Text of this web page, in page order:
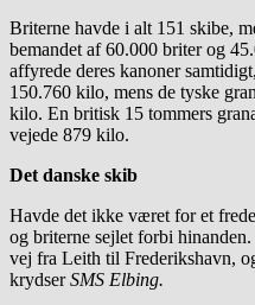
Briterne havde i alt 151 skibe,
bemandet af 60.000 briter og
affyrede deres kanoner
150.760 kilo, mens de tyske
kilo. En britisk 15 tommers
vejede 879 kilo.
Det danske skib
Havde det ikke været for et
og briterne sejlet forbi
vej fra Leith til Frederikshavn,
krydserSMS Elbing.